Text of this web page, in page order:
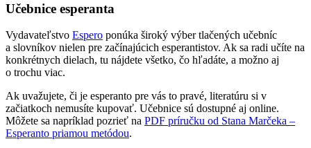
Učebnice esperanta
Vydavateľstvo Espero ponúka široký výber tlačených učebníc
a slovníkov nielen pre začínajúcich esperantistov. Ak sa radi učíte na
konkrétnych dielach, tu nájdete všetko, čo hľadáte, a možno aj
o trochu viac.
Ak uvažujete, či je esperanto pre vás to pravé, literatúru si v
začiatkoch nemusíte kupovať. Učebnice sú dostupné aj online.
Môžete sa napríklad pozrieť na PDF príručku od Stana Marčeka –
Esperanto priamou metódou.